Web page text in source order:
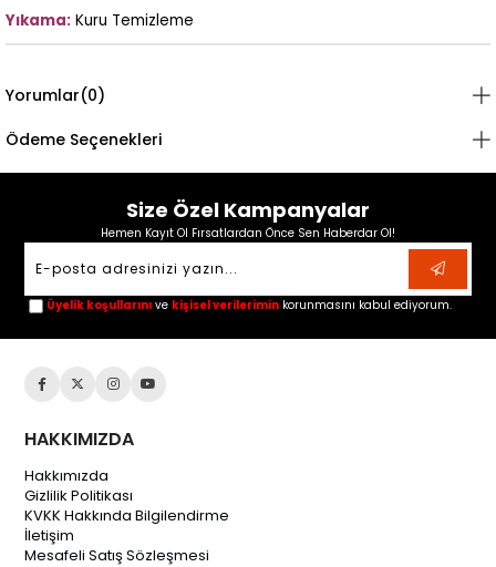
Yıkama: Kuru Temizleme
Yorumlar(0)
Ödeme Seçenekleri
Size Özel Kampanyalar
Hemen Kayıt Ol Fırsatlardan Önce Sen Haberdar Ol!
Üyelik koşullarını ve kişisel verilerimin korunmasını kabul ediyorum.
HAKKIMIZDA
Hakkımızda
Gizlilik Politikası
KVKK Hakkında Bilgilendirme
İletişim
Mesafeli Satış Sözleşmesi